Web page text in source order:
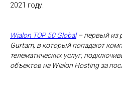
2021 году.
Wialon TOP 50 Global – первый из
Gurtam, в который попадают
телематических услуг,
объектов на Wialon Hosting за